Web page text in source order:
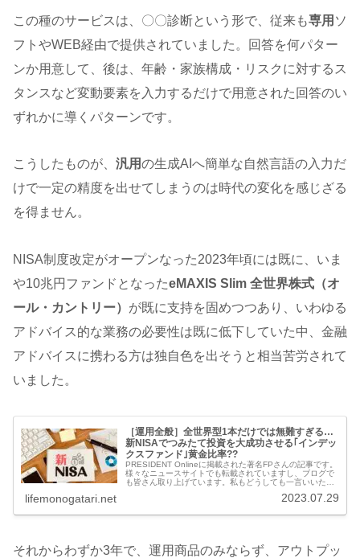
この種のサービスは、〇〇診断という形で、従来も専用 ソ
フトやWEB経由で提供されていました。回答を何パター
ンか用意して、後は、年齢・家族構成・リスクに対するス
タンスなど変動要素を入力するだけで用意された回答のい
ずれかに導くパターンです。
こうしたものが、 汎用の生成AIへ簡単な自然言語の入力だ
けで一定の精度を出せてしまうのは時代の変化を感じざる
を得ません。
NISA制度改定がオープンなった2023年頃には既に、いま
や10兆円ファンドとなったeMAXIS Slim 全世界株式（オ
ール・カントリー） が既に支持を固めつつあり、いわゆる
アドバイス的な業務の必要性は既に低下していた中、金融
アドバイスに携わる方は独自色を出そうと相当苦労されて
いました。
［運用全般］全世界型1本だけでは無難すぎる…
新NISAでつみたて投資を大成功させる｢インデッ
クスファンド｣黄金比率??
PRESIDENT Onlineに掲載された著名FPさんの記事です。
様々なニュースサイトでも転載されていますし、ブログで
も皆さん取り上げています。私もどうしても一言いいたく
lifemonogatari.net 2023.07.29
それからわずか3年で、運用商品のみならず、アウトプッ